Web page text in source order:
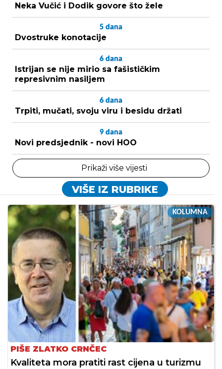
Neka Vučić i Dodik govore što žele
5 dana
Dvostruke konotacije
6 dana
Istrijan se nije mirio sa fašističkim
represivnim nasiljem
6 dana
Trpiti, mučati, svoju viru i besidu držati
9 dana
Novi predsjednik - novi HOO
Prikaži više vijesti
VIŠE IZ RUBRIKE
KOLUMNA
PIŠE ZLATKO CRNČEC
Kvaliteta mora pratiti rast cijena u turizmu